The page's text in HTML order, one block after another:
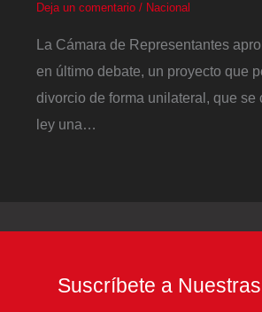
Deja un comentario / Nacional
La Cámara de Representantes
en último debate, un proyecto que
divorcio de forma unilateral, que se
ley una…
Suscríbete a